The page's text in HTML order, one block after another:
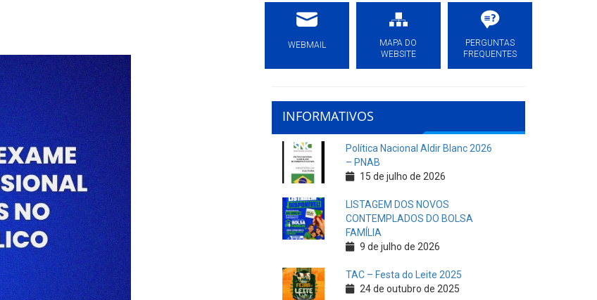
WEBMAIL
MAPA DO
WEBSITE
PERGUNTAS
FREQUENTES
INFORMATIVOS
Política Nacional Aldir Blanc 2026
– PNAB
15 de julho de 2026
LISTAGEM DOS NOVOS
CONTEMPLADOS DO BOLSA
FAMÍLIA
9 de julho de 2026
TAC – Festa do Leite 2025
24 de outubro de 2025